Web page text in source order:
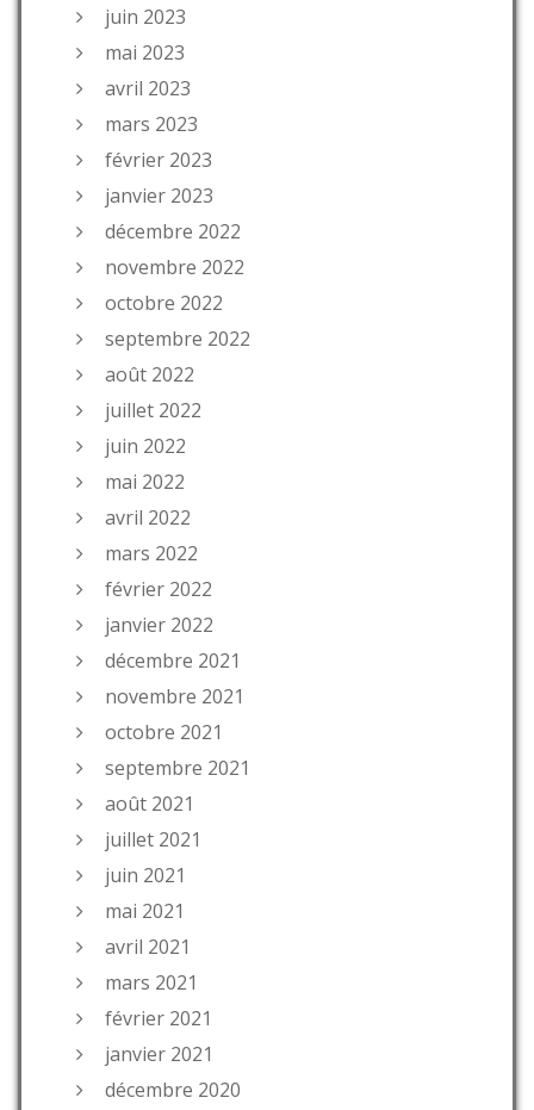
juin 2023
mai 2023
avril 2023
mars 2023
février 2023
janvier 2023
décembre 2022
novembre 2022
octobre 2022
septembre 2022
août 2022
juillet 2022
juin 2022
mai 2022
avril 2022
mars 2022
février 2022
janvier 2022
décembre 2021
novembre 2021
octobre 2021
septembre 2021
août 2021
juillet 2021
juin 2021
mai 2021
avril 2021
mars 2021
février 2021
janvier 2021
décembre 2020